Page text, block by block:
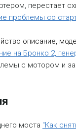
перестает
проблемы со
описание,
на Бронко 2,
с мотором и
моста "Как